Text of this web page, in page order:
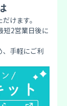
けます。
短2営業日後に
、手軽にご利